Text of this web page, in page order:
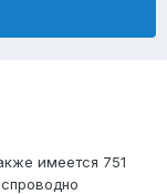
имеется 751